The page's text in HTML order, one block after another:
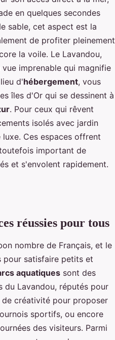
en quelques secondes
sable, cet aspect est la
de profiter pleinement
la voile. Le Lavandou,
vue imprenable qui magnifie
d'hébergement, vous
îles d'Or qui se dessinent à
. Pour ceux qui rêvent
isolés avec jardin
luxe. Ces espaces offrent
important de
et s'envolent rapidement.
réussies pour tous
nombre de Français, et le
pour satisfaire petits et
aquatiques sont des
du Lavandou, réputés pour
créativité pour proposer
sportifs, ou encore
des visiteurs. Parmi